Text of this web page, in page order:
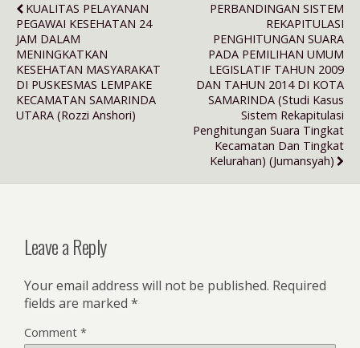
KUALITAS PELAYANAN
PEGAWAI KESEHATAN 24
JAM DALAM
MENINGKATKAN
KESEHATAN MASYARAKAT
DI PUSKESMAS LEMPAKE
KECAMATAN SAMARINDA
UTARA (Rozzi Anshori)
PERBANDINGAN SISTEM
REKAPITULASI
PENGHITUNGAN SUARA
PADA PEMILIHAN UMUM
LEGISLATIF TAHUN 2009
DAN TAHUN 2014 DI KOTA
SAMARINDA (Studi Kasus
Sistem Rekapitulasi
Penghitungan Suara Tingkat
Kecamatan Dan Tingkat
Kelurahan) (Jumansyah)
Leave a Reply
Your email address will not be published. Required
fields are marked *
Comment *